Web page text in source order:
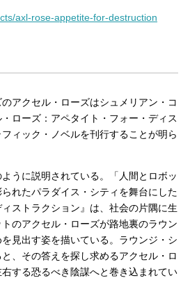
axl-rose-appetite-for-destruction
アクセル・ローズはシュメリアン・コ
ローズ：アペタイト・フォー・ディス
ィック・ノベルを刊行することが明ら
うに説明されている。「人間とロボッ
れたパラダイス・シティを舞台にした
ィストラクション』は、社会の片隅に生
のアクセル・ローズが路地裏のラウン
見出す姿を描いている。ラウンジ・シ
、その答えを探し求めるアクセル・ロ
する恐るべき陰謀へと巻き込まれてい